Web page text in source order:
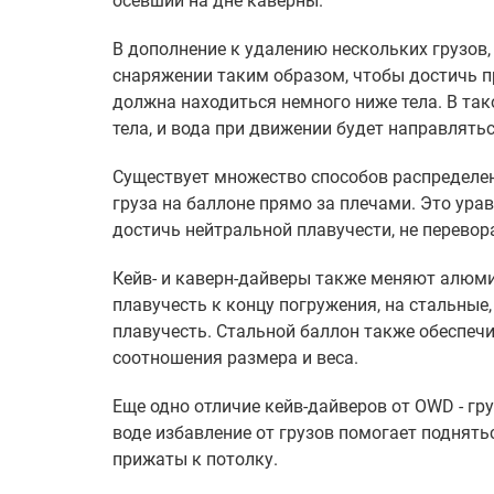
В дополнение к удалению нескольких
снаряжении таким образом, чтобы достичь
должна находиться немного ниже тела. В
тела, и вода при движении будет
Существует множество способов
груза на баллоне прямо за плечами. Это
достичь нейтральной плавучести, не
Кейв- и каверн-дайверы также меняют
плавучесть к концу погружения, на
плавучесть. Стальной баллон также
соотношения размера и веса.
Еще одно отличие кейв-дайверов от OWD -
воде избавление от грузов помогает
прижаты к потолку.